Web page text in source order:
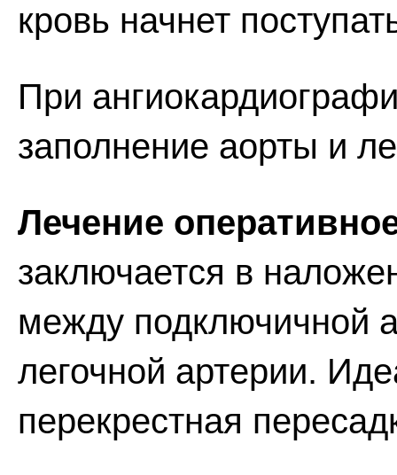
кровь начнет
При
заполнение аорты и
Лечение
заключается в
между подключичной
легочной артерии.
перекрестная